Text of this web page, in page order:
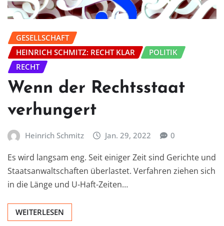
GESELLSCHAFT
HEINRICH SCHMITZ: RECHT KLAR
POLITIK
RECHT
Wenn der Rechtsstaat
verhungert
Heinrich Schmitz Jan. 29, 2022 0
Es wird langsam eng. Seit einiger Zeit sind Gerichte und
Staatsanwaltschaften überlastet. Verfahren ziehen sich
in die Länge und U-Haft-Zeiten…
WEITERLESEN